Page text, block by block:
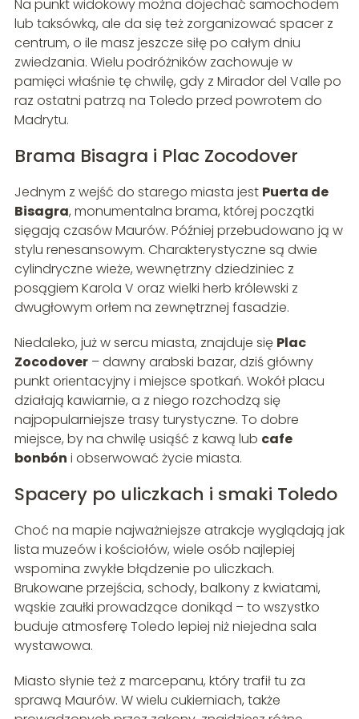
Na punkt widokowy można dojechać samochodem
lub taksówką, ale da się też zorganizować spacer z
centrum, o ile masz jeszcze siłę po całym dniu
zwiedzania. Wielu podróżników zachowuje w
pamięci właśnie tę chwilę, gdy z Mirador del Valle po
raz ostatni patrzą na Toledo przed powrotem do
Madrytu.
Brama Bisagra i Plac Zocodover
Jednym z wejść do starego miasta jest Puerta de
Bisagra, monumentalna brama, której początki
sięgają czasów Maurów. Później przebudowano ją w
stylu renesansowym. Charakterystyczne są dwie
cylindryczne wieże, wewnętrzny dziedziniec z
posągiem Karola V oraz wielki herb królewski z
dwugłowym orłem na zewnętrznej fasadzie.
Niedaleko, już w sercu miasta, znajduje się Plac
Zocodover– dawny arabski bazar, dziś główny
punkt orientacyjny i miejsce spotkań. Wokół placu
działają kawiarnie, a z niego rozchodzą się
najpopularniejsze trasy turystyczne. To dobre
miejsce, by na chwilę usiąść z kawą lub cafe
bonbón i obserwować życie miasta.
Spacery po uliczkach i smaki Toledo
Choć na mapie najważniejsze atrakcje wyglądają jak
lista muzeów i kościołów, wiele osób najlepiej
wspomina zwykłe błądzenie po uliczkach.
Brukowane przejścia, schody, balkony z kwiatami,
wąskie zaułki prowadzące donikąd – to wszystko
buduje atmosferę Toledo lepiej niż niejedna sala
wystawowa.
Miasto słynie też z marcepanu, który trafił tu za
sprawą Maurów. W wielu cukierniach, także